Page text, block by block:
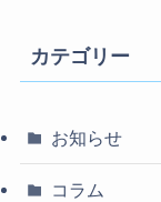
カテゴリー
お知らせ
コラム